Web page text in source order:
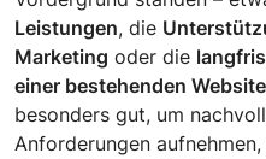
Leistungen, die
Marketing oder die
einer bestehenden Website
besonders gut, um
Anforderungen